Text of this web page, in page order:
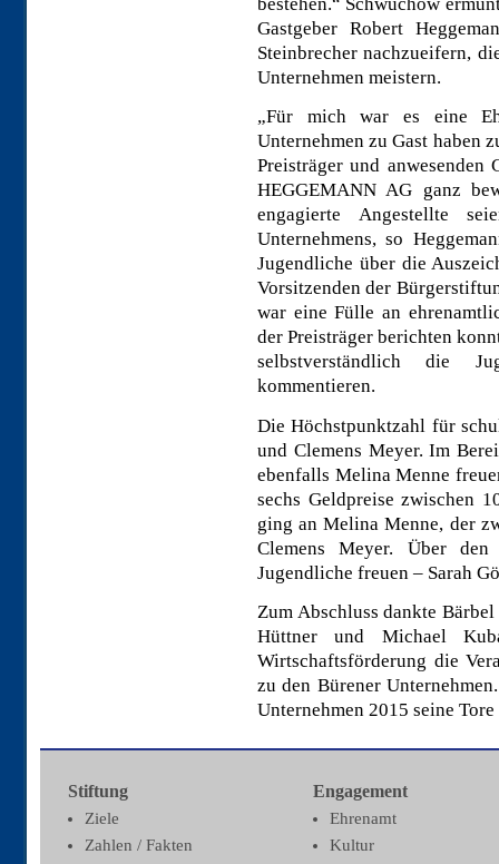
Gastgeber Robert
Steinbrecher nachzueifern,
Unternehmen meistern.
„Für mich war es eine
Unternehmen zu Gast haben
Preisträger und anwesenden
HEGGEMANN AG ganz
engagierte Angestellte
Unternehmens, so
Jugendliche über die
Vorsitzenden der
war eine Fülle an
der Preisträger berichten
selbstverständlich die
kommentieren.
Die Höchstpunktzahl für
und Clemens Meyer. Im
ebenfalls Melina Menne
sechs Geldpreise zwischen
ging an Melina Menne, der
Clemens Meyer. Über
Jugendliche freuen – Sarah
Zum Abschluss dankte
Hüttner und Michael
Wirtschaftsförderung die
zu den Bürener
Unternehmen 2015 seine
Stiftung
Ziele
Zahlen / Fakten
Engagement
Ehrenamt
Kultur